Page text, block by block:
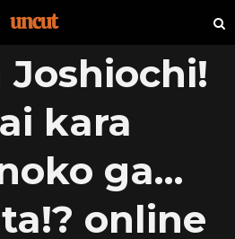
Joshiochi!
kara
ga…
online